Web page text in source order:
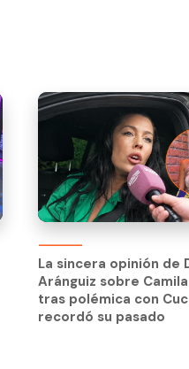
La sincera opinión de
Aránguiz sobre Camila
tras polémica con
recordó su pasado
La sincera opinión de
Aránguiz sobre
tras polémica con
recordó su pasado